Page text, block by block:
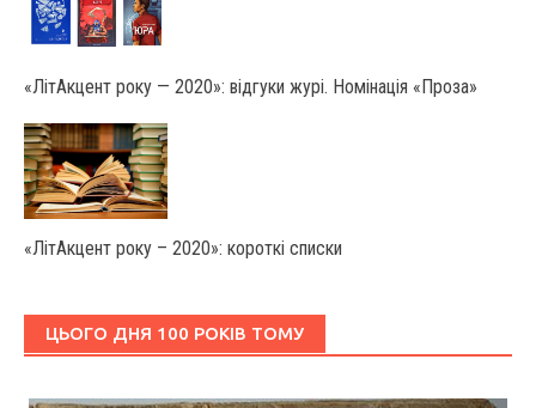
«ЛітАкцент року — 2020»: відгуки журі. Номінація «Проза»
«ЛітАкцент року – 2020»: короткі списки
ЦЬОГО ДНЯ 100 РОКІВ ТОМУ